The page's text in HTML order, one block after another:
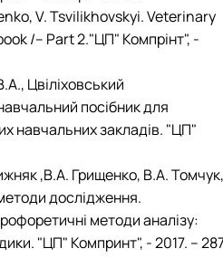
V. Tsvilikhovskyi. Veterinary
/– Part 2."ЦП" Компрінт", -
Цвіліховський
посібник для
навчальних закладів. "ЦП"
,В.А. Грищенко, В.А. Томчук,
дослідження.
методи аналізу:
"ЦП" Компринт", - 2017. –